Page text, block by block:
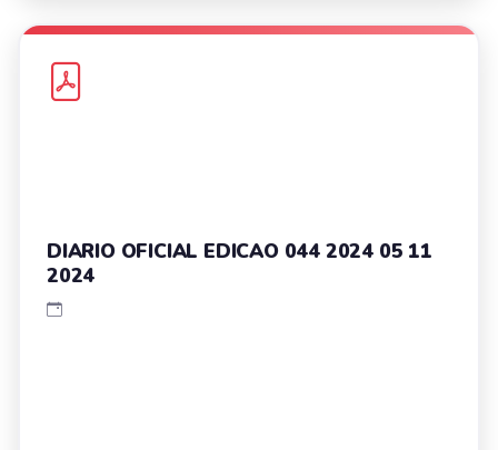
DIARIO OFICIAL EDICAO 044 2024 05 11
2024